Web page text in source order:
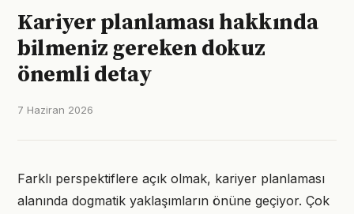
Kariyer planlaması hakkında
bilmeniz gereken dokuz
önemli detay
7 Haziran 2026
Farklı perspektiflere açık olmak, kariyer planlaması
alanında dogmatik yaklaşımların önüne geçiyor. Çok